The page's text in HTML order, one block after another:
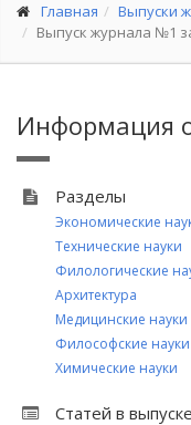
Главная
Выпуски
Выпуск журнала №1
Информация
Разделы
Экономические
Технические науки
Филологические
Архитектура
Медицинские науки
Философские науки
Химические науки
Статей в выпуске